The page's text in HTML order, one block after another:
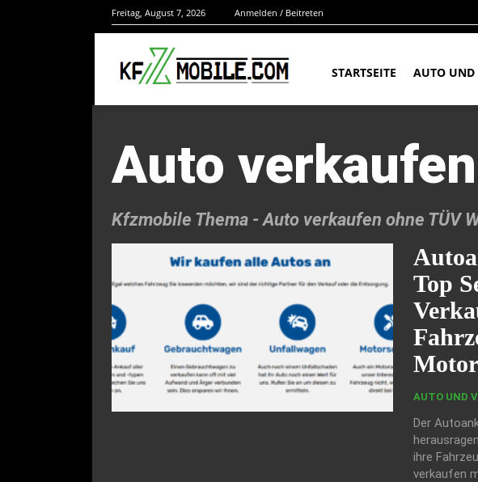
Freitag, August 7, 2026 Anmelden / Beitreten
STARTSEITE AUTO UND
Auto
Kfzmobile Thema -Auto verkaufen ohne TÜV
Top
AUTO UND
Der
ihre
verkaufen